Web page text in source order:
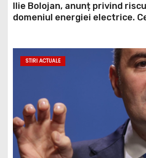
Ilie Bolojan, anunț privind
domeniul energiei electrice.
STIRI ACTUALE